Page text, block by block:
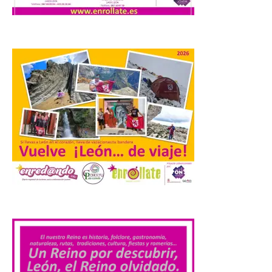
en la Oficina de
Información Turística de
León e incluyen, además
del programa del evento, una guía
práctica con recomendaciones
elaboradas por especialistas para
observar el eclipse con seguridad León, 7
de agosto de 2026. La programación […]
Laciana comienza su
programación para
7 Ago 2026
Durante los días 1 y 2 de